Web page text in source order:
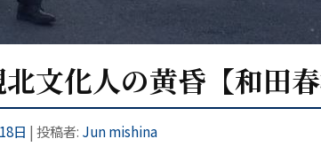
文化人の黄昏【和田春
日 | 投稿者: Jun mishina